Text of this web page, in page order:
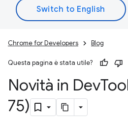
Chrome for Developers Blog
Questa pagina è stata utile?
Novità in Dev
75)